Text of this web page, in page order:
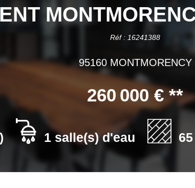
Réf : 16241388
95160 MONTMORENCY
260 000 €**
1 salle(s) d'eau 65